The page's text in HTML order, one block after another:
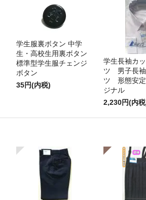
学生服裏ボタン 中学
生・高校生用裏ボタン
標準型学生服チェンジ
ボタン
35円(内税)
学生長袖カ
ツ 男子長袖
ツ 形態安
ジナル
2,230円(内